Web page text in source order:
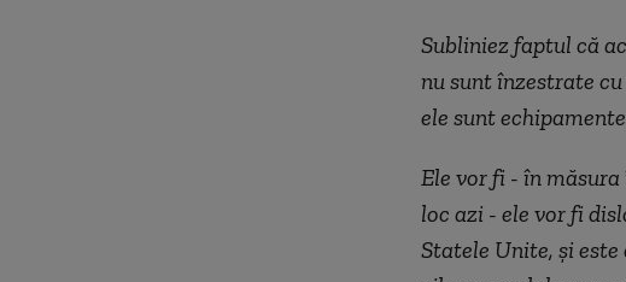
Subliniez faptul că
nu sunt înzestrate
ele sunt
Ele vor fi - în
loc azi - ele vor fi
Statele Unite, și